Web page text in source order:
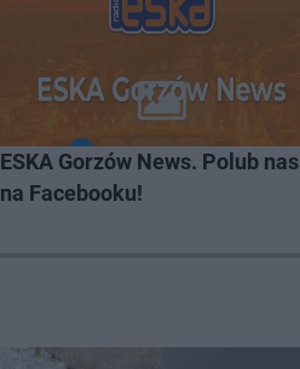
ESKA Gorzów News. Polub nas
na Facebooku!